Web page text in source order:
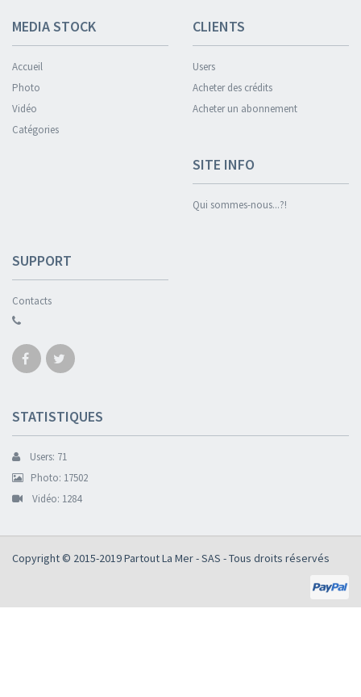
MEDIA STOCK
Accueil
Photo
Vidéo
Catégories
CLIENTS
Users
Acheter des crédits
Acheter un abonnement
SITE INFO
Qui sommes-nous...?!
SUPPORT
Contacts
STATISTIQUES
Users: 71
Photo: 17502
Vidéo: 1284
Copyright © 2015-2019Partout La Mer - SAS - Tous droits réservés